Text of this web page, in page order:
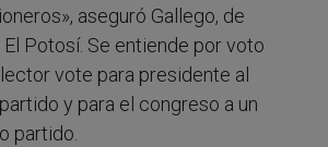
aseguró Gallego, de
Potosí. Se entiende por voto
vote para presidente al
y para el congreso a un
partido.